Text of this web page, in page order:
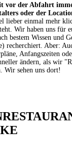
vor der Abfahrt
oder der
lieber einmal mehr
Wir haben uns für
bestem Wissen und
recherchiert. Aber:
Anfangszeiten
ändern, als wir
Wir sehen uns dort!